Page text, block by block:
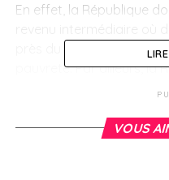
En effet, la République
près du tiers de la
pauvreté. Par ailleurs, la
constitue une
VOUS